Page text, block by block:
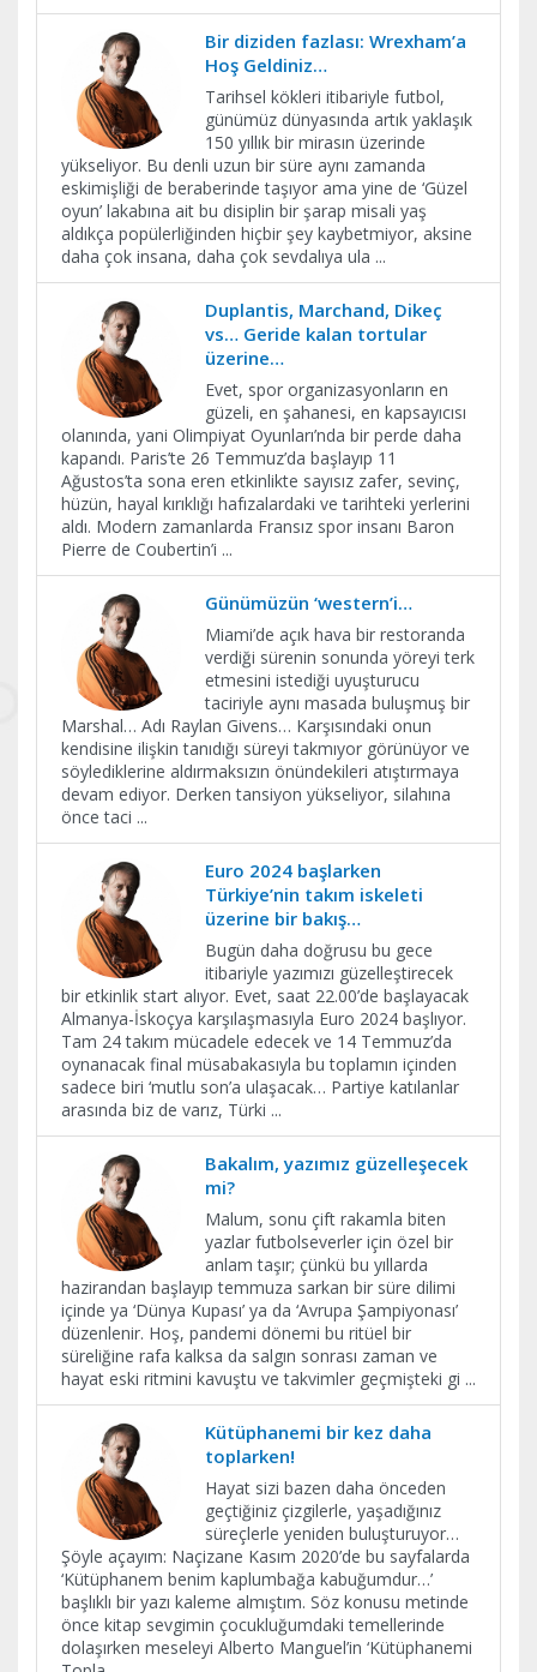
Bir diziden fazlası: Wrexham’a
Hoş Geldiniz…
Tarihsel kökleri itibariyle futbol,
günümüz dünyasında artık yaklaşık
150 yıllık bir mirasın üzerinde
yükseliyor. Bu denli uzun bir süre aynı zamanda
eskimişliği de beraberinde taşıyor ama yine de ‘Güzel
oyun’ lakabına ait bu disiplin bir şarap misali yaş
aldıkça popülerliğinden hiçbir şey kaybetmiyor, aksine
daha çok insana, daha çok sevdalıya ula ...
Duplantis, Marchand, Dikeç
vs… Geride kalan tortular
üzerine…
Evet, spor organizasyonların en
güzeli, en şahanesi, en kapsayıcısı
olanında, yani Olimpiyat Oyunları’nda bir perde daha
kapandı. Paris’te 26 Temmuz’da başlayıp 11
Ağustos’ta sona eren etkinlikte sayısız zafer, sevinç,
hüzün, hayal kırıklığı hafızalardaki ve tarihteki yerlerini
aldı. Modern zamanlarda Fransız spor insanı Baron
Pierre de Coubertin’i ...
Günümüzün ‘western’i…
Miami’de açık hava bir restoranda
verdiği sürenin sonunda yöreyi terk
etmesini istediği uyuşturucu
taciriyle aynı masada buluşmuş bir
Marshal… Adı Raylan Givens… Karşısındaki onun
kendisine ilişkin tanıdığı süreyi takmıyor görünüyor ve
söylediklerine aldırmaksızın önündekileri atıştırmaya
devam ediyor. Derken tansiyon yükseliyor, silahına
önce taci ...
Euro 2024 başlarken
Türkiye’nin takım iskeleti
üzerine bir bakış…
Bugün daha doğrusu bu gece
itibariyle yazımızı güzelleştirecek
bir etkinlik start alıyor. Evet, saat 22.00’de başlayacak
Almanya-İskoçya karşılaşmasıyla Euro 2024 başlıyor.
Tam 24 takım mücadele edecek ve 14 Temmuz’da
oynanacak final müsabakasıyla bu toplamın içinden
sadece biri ‘mutlu son’a ulaşacak… Partiye katılanlar
arasında biz de varız, Türki ...
Bakalım, yazımız güzelleşecek
mi?
Malum, sonu çift rakamla biten
yazlar futbolseverler için özel bir
anlam taşır; çünkü bu yıllarda
hazirandan başlayıp temmuza sarkan bir süre dilimi
içinde ya ‘Dünya Kupası’ ya da ‘Avrupa Şampiyonası’
düzenlenir. Hoş, pandemi dönemi bu ritüel bir
süreliğine rafa kalksa da salgın sonrası zaman ve
hayat eski ritmini kavuştu ve takvimler geçmişteki gi ...
Kütüphanemi bir kez daha
toplarken!
Hayat sizi bazen daha önceden
geçtiğiniz çizgilerle, yaşadığınız
süreçlerle yeniden buluşturuyor…
Şöyle açayım: Naçizane Kasım 2020’de bu sayfalarda
‘Kütüphanem benim kaplumbağa kabuğumdur…’
başlıklı bir yazı kaleme almıştım. Söz konusu metinde
önce kitap sevgimin çocukluğumdaki temellerinde
dolaşırken meseleyi Alberto Manguel’in ‘Kütüphanemi